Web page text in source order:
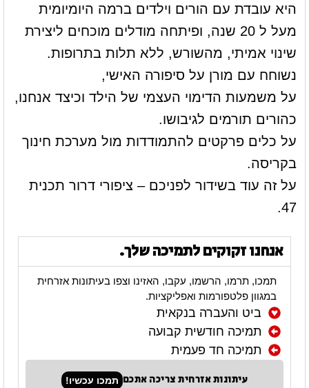
היא עובדת עם הורים וילדים ברמה היומיומית
מעל ל 20 שנה, ופיתחה מודלים מוכחים ליצירת
שינוי אמיתי, מהשורש, ללא תלות בתרופות.
נשוחח עם מורן על סיפורה האישי,
על משמעות הדימוי העצמי של הילד וכיצד אנחנו,
כהורים תורמים לגיבושו.
על כלים פרקטים להתמודדות מול מערכת חינוך
בקריסה.
על זה עוד בשידור לפניכם – ציפורי דרור תכנית
47.
אנחנו זקוקים לתמיכה שלך.
תמכו, תרמו, הרשמו, עקבו, האזינו וצפו בעיתונות אזרחית
במגוון פלטפורמות ואפליקציות.
ביט והעברה בנקאית
תמיכה חודשית קבועה
תמיכה חד פעמית
עיתונות אזרחית צריכה אתכם תמכו עכשיו!